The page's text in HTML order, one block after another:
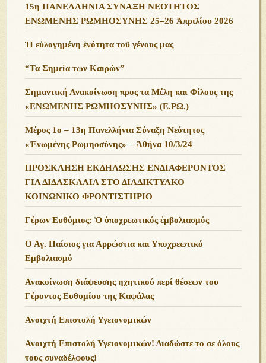
15η ΠΑΝΕΛΛΗΝΙΑ ΣΥΝΑΞΗ ΝΕΟΤΗΤΟΣ
ΕΝΩΜΕΝΗΣ ΡΩΜΗΟΣΥΝΗΣ 25–26 Ἀπριλίου 2026
Ἡ εὐλογημένη ἑνότητα τοῦ γένους μας
“Τα Σημεία των Καιρών”
Σημαντική Ανακοίνωση προς τα Μέλη και Φίλους της
«ΕΝΩΜΕΝΗΣ ΡΩΜΗΟΣΥΝΗΣ» (Ε.ΡΩ.)
Μέρος 1ο – 13η Πανελλήνια Σύναξη Νεότητος
«Ἑνωμένης Ρωμηοσύνης» – Ἀθήνα 10/3/24
ΠΡΟΣΚΛΗΣΗ ΕΚΔΗΛΩΣΗΣ ΕΝΔΙΑΦΕΡΟΝΤΟΣ
ΓΙΑ ΔΙΔΑΣΚΑΛΙΑ ΣΤΟ ΔΙΑΔΙΚΤΥΑΚΟ
ΚΟΙΝΩΝΙΚΟ ΦΡΟΝΤΙΣΤΗΡΙΟ
Γέρων Ευθύμιος: Ὁ ὑποχρεωτικός ἐμβολιασμός
Ο Αγ. Παίσιος για Αρρώστια και Υποχρεωτικό
Εμβολιασμό
Ανακοίνωση διάψευσης ηχητικού περί θέσεων του
Γέροντος Ευθυμίου της Καψάλας
Ανοιχτή Επιστολή Υγειονομικών
Ανοιχτή Επιστολή Υγειονομικών! Διαδώστε το σε όλους
τους συναδέλφους!